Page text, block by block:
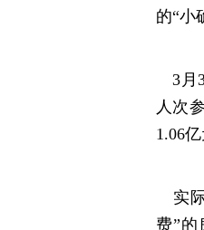
的“小
3月
人次
1.06
实
费”的